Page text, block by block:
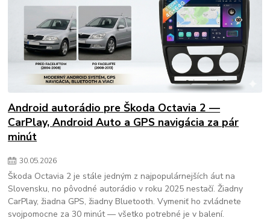
Android autorádio pre Škoda Octavia 2 —
CarPlay, Android Auto a GPS navigácia za pár
minút
30.05.2026
Škoda Octavia 2 je stále jedným z najpopulárnejších áut na
Slovensku, no pôvodné autorádio v roku 2025 nestačí. Žiadny
CarPlay, žiadna GPS, žiadny Bluetooth. Vymeniť ho zvládnete
svojpomocne za 30 minút — všetko potrebné je v balení.